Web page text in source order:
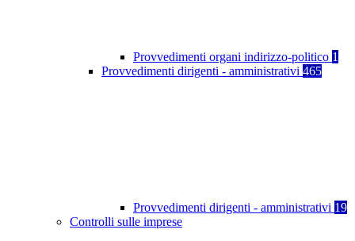
Provvedimenti organi indirizzo-politico 1
Provvedimenti dirigenti - amministrativi 465
Provvedimenti dirigenti - amministrativi 19
Controlli sulle imprese